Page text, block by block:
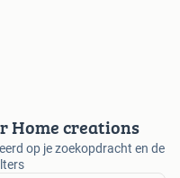
Home creations
op je zoekopdracht en de